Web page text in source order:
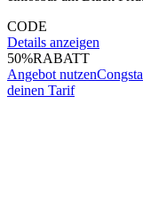
CODE
Details anzeigen
50%RABATT
Angebot nutzen
deinen Tarif